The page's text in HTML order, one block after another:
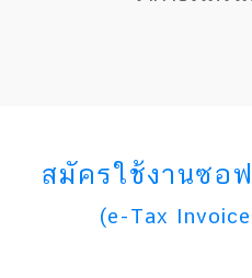
สมัครใช้งานซอ
(e-Tax